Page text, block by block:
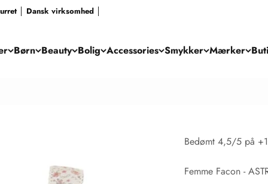
│ Dansk virksomhed │
Børn Beauty Bolig Accessories Smykker Mærker
Bedømt 4,5/5 på
Femme Facon -